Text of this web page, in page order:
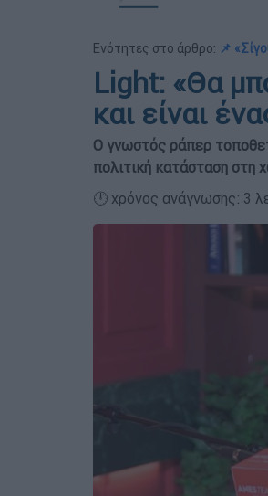
Ενότητες στο άρθρο: 📌
Light: «Θα
και είναι
Ο γνωστός ράπερ
πολιτική κατάσταση στη
🕛 χρόνος ανάγνωσης: